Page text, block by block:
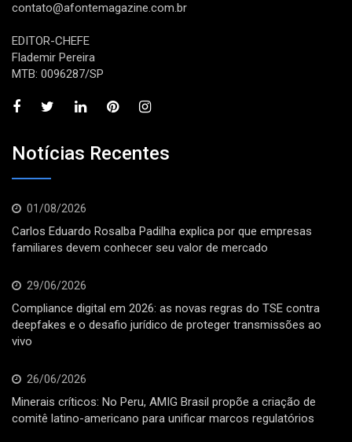
contato@afontemagazine.com.br
EDITOR-CHEFE
Flademir Pereira
MTB: 0096287/SP
Notícias Recentes
01/08/2026
Carlos Eduardo Rosalba Padilha explica por que empresas
familiares devem conhecer seu valor de mercado
29/06/2026
Compliance digital em 2026: as novas regras do TSE contra
deepfakes e o desafio jurídico de proteger transmissões ao
vivo
26/06/2026
Minerais críticos: No Peru, AMIG Brasil propõe a criação de
comitê latino-americano para unificar marcos regulatórios